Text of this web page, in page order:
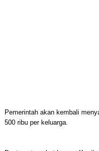
Pemerintah akan kembali
500 ribu per keluarga.